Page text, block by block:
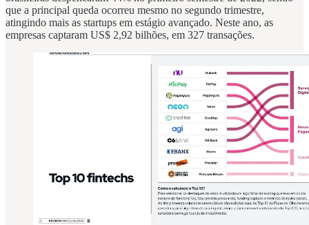
que a principal queda ocorreu mesmo no segundo trimestre,
atingindo mais as startups em estágio avançado. Neste ano, as
empresas captaram US$ 2,92 bilhões, em 327 transações.